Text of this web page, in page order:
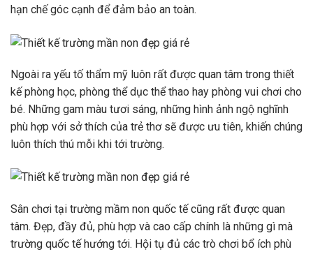
hạn chế góc cạnh để đảm bảo an toàn.
Ngoài ra yếu tố thẩm mỹ luôn rất được quan tâm trong thiết
kế phòng học, phòng thể dục thể thao hay phòng vui chơi cho
bé. Những gam màu tươi sáng, những hình ảnh ngộ nghĩnh
phù hợp với sở thích của trẻ thơ sẽ được ưu tiên, khiến chúng
luôn thích thú mỗi khi tới trường.
Sân chơi tại trường mầm non quốc tế cũng rất được quan
tâm. Đẹp, đầy đủ, phù hợp và cao cấp chính là những gì mà
trường quốc tế hướng tới. Hội tụ đủ các trò chơi bổ ích phù